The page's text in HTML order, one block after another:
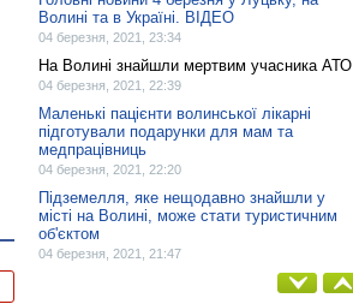
Волині та в Україні. ВІДЕО
04 березня, 2021, 23:34
На Волині знайшли мертвим учасника АТО
04 березня, 2021, 22:39
Маленькі пацієнти волинської лікарні
підготували подарунки для мам та
медпрацівниць
04 березня, 2021, 22:20
Підземелля, яке нещодавно знайшли у
місті на Волині, може стати туристичним
об'єктом
04 березня, 2021, 21:47